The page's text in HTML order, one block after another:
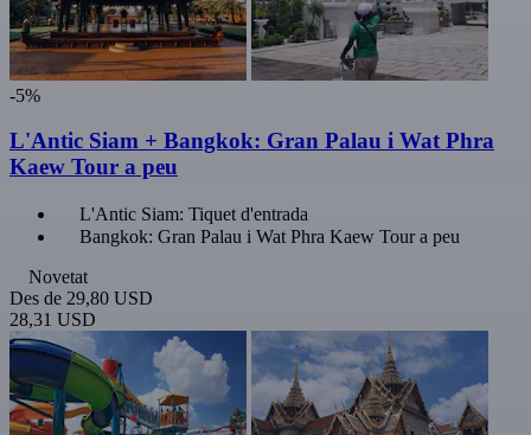
-5%
L'Antic Siam + Bangkok: Gran Palau i Wat Phra
Kaew Tour a peu
L'Antic Siam: Tiquet d'entrada
Bangkok: Gran Palau i Wat Phra Kaew Tour a peu
Novetat
Des de 29,80 USD
28,31 USD